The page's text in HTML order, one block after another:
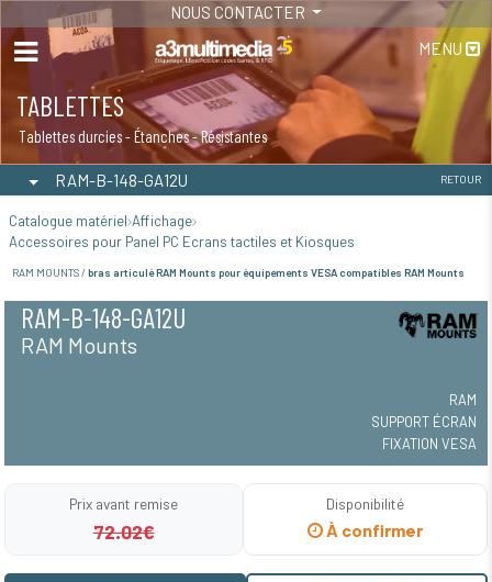
NOUS CONTACTER
MENU
TABLETTES
Tablettes durcies - Étanches - Résistantes
RAM-B-148-GA12U RETOUR
Catalogue matériel Affichage
Accessoires pour Panel PC Ecrans tactiles et Kiosques
RAM MOUNTS / bras articulé RAM Mounts pour équipements VESA compatibles RAM Mounts
RAM-B-148-GA12U
RAM Mounts
RAM
SUPPORT ÉCRAN
FIXATION VESA
Prix avant remise
72.02€
Disponibilité
À confirmer